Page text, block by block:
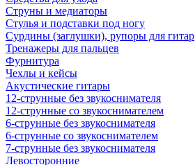
Струны и медиаторы
Стулья и подставки под ногу
Сурдины (заглушки), рупоры для гитар
Тренажеры для пальцев
Фурнитура
Чехлы и кейсы
Акустические гитары
12-струнные без звукоснимателя
12-струнные со звукоснимателем
6-струнные без звукоснимателя
6-струнные со звукоснимателем
7-струнные без звукоснимателя
Левосторонние